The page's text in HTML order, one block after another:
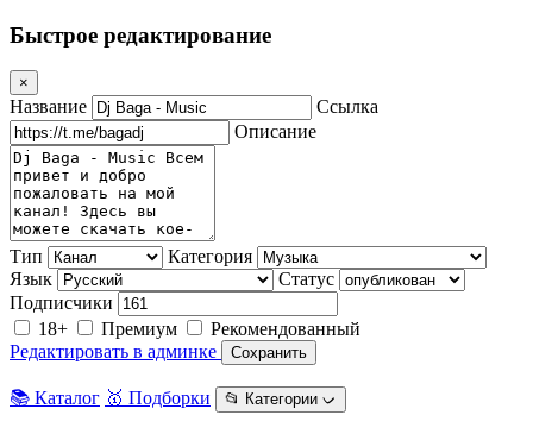
Быстрое редактирование
×
Название
Ссылка
Описание
Тип
Категория
Язык
Статус
Подписчики
18+
Премиум
Рекомендованный
Редактировать в админке
Сохранить
📚 Каталог 🥇 Подборки 📂 Категории ᨆ